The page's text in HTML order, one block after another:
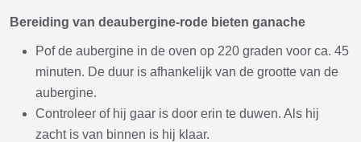
Bereiding van deaubergine-rode bieten ganache
Pof de aubergine in de oven op 220 graden voor ca. 45
minuten. De duur is afhankelijk van de grootte van de
aubergine.
Controleer of hij gaar is door erin te duwen. Als hij
zacht is van binnen is hij klaar.